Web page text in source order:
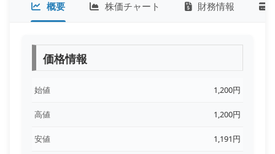
概要 株価チャート 財務情報
価格情報
始値 1,200円
高値 1,200円
安値 1,191円